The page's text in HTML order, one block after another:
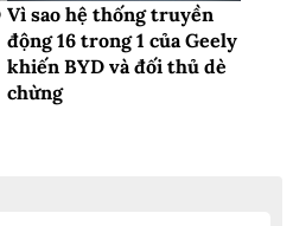
Vì sao hệ thống truyền
động 16 trong 1 của Geely
khiến BYD và đối thủ dè
chừng